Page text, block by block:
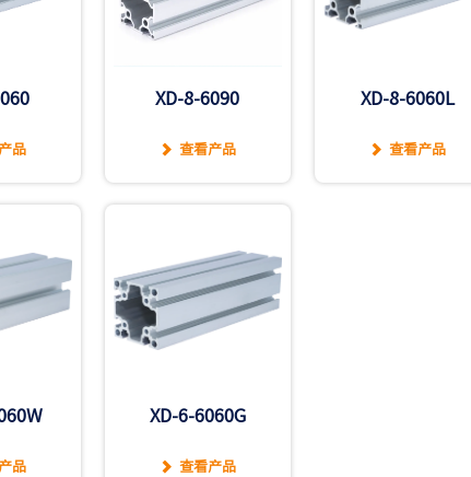
品
XD-8-6090
 查看产品
XD-8-6060L
 查看产品
品
XD-6-6060G
 查看产品